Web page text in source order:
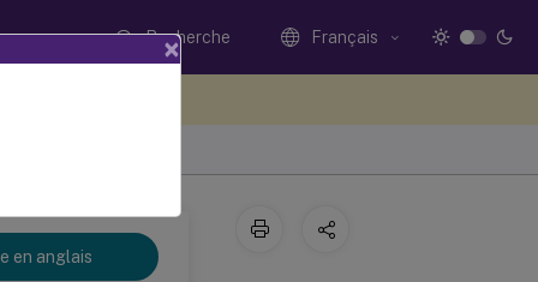
Recherche Français
en anglais
×